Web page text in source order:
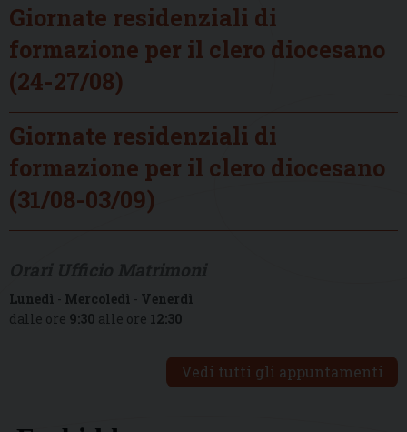
Giornate residenziali di
formazione per il clero diocesano
(24-27/08)
Giornate residenziali di
formazione per il clero diocesano
(31/08-03/09)
Lunedì - Mercoledì - Venerdì
dalle ore 9:30 alle ore 12:30
Vedi tutti gli appuntamenti